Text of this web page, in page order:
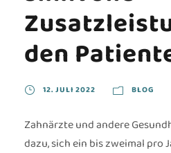
den
12. JULI 2022 BLOG
Zahnärzte und andere
dazu, sich ein bis zweimal pro